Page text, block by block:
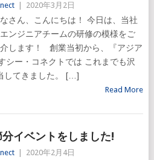
2020年3月2日
さん、こんにちは！ 今日は、当社
ンジニアチームの研修の模様をご
します！ 創業当初から、『アジア
シー・コネクトでは これまでも沢
してきました。 […]
Read More
分イベントをしました!
2020年2月4日